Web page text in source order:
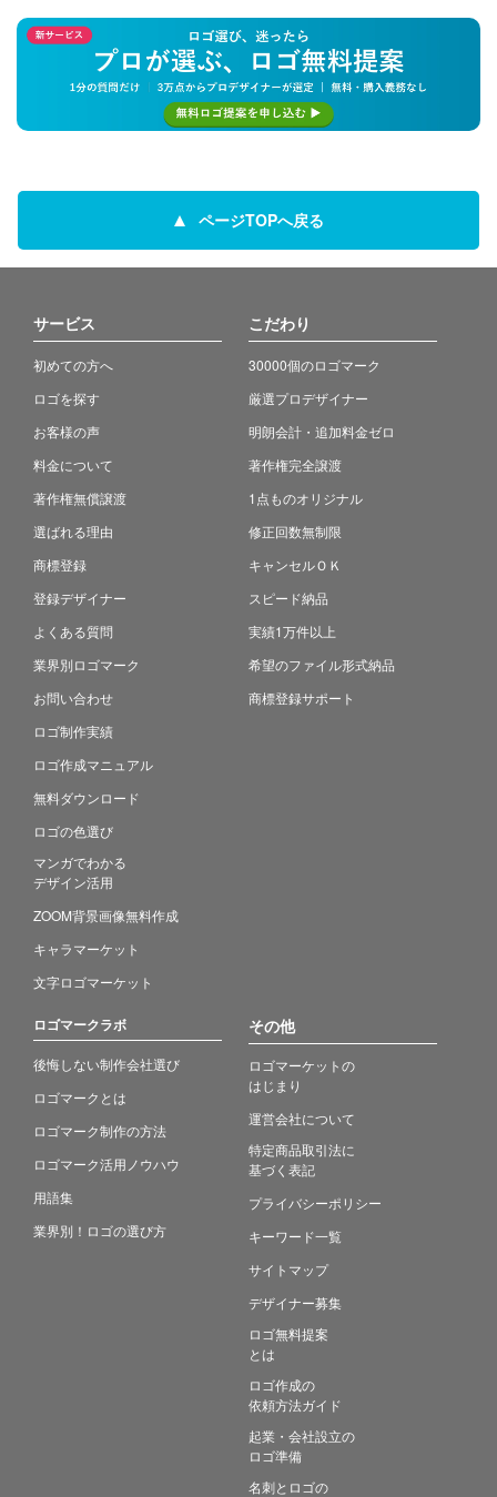
ページTOPへ戻る
サービス
初めての方へ
ロゴを探す
お客様の声
料金について
著作権無償譲渡
選ばれる理由
商標登録
登録デザイナー
よくある質問
業界別ロゴマーク
お問い合わせ
ロゴ制作実績
ロゴ作成マニュアル
無料ダウンロード
ロゴの色選び
マンガでわかる
デザイン活用
ZOOM背景画像無料作成
キャラマーケット
文字ロゴマーケット
こだわり
30000個のロゴマーク
厳選プロデザイナー
明朗会計・追加料金ゼロ
著作権完全譲渡
1点ものオリジナル
修正回数無制限
キャンセルＯＫ
スピード納品
実績1万件以上
希望のファイル形式納品
商標登録サポート
ロゴマークラボ
後悔しない制作会社選び
ロゴマークとは
ロゴマーク制作の方法
ロゴマーク活用ノウハウ
用語集
業界別！ロゴの選び方
その他
ロゴマーケットの
はじまり
運営会社について
特定商品取引法に
基づく表記
プライバシーポリシー
キーワード一覧
サイトマップ
デザイナー募集
ロゴ無料提案
とは
ロゴ作成の
依頼方法ガイド
起業・会社設立の
ロゴ準備
名刺とロゴの